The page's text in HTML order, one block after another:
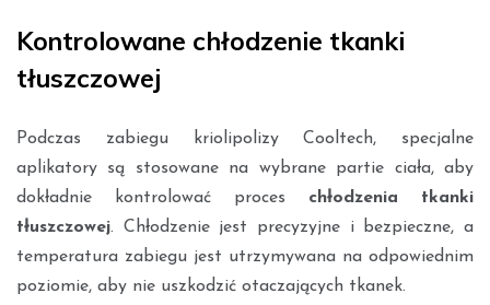
Kontrolowane chłodzenie tkanki
tłuszczowej
Podczas zabiegu kriolipolizy Cooltech, specjalne
aplikatory są stosowane na wybrane partie ciała, aby
dokładnie kontrolować proces chłodzenia tkanki
tłuszczowej. Chłodzenie jest precyzyjne i bezpieczne, a
temperatura zabiegu jest utrzymywana na odpowiednim
poziomie, aby nie uszkodzić otaczających tkanek.